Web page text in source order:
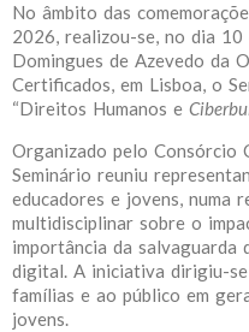
No âmbito das
2026, realizou-se, no dia
Domingues de Azevedo da
Certificados, em Lisboa, o
“Direitos Humanos e
Organizado pelo Consórcio
Seminário reuniu
educadores e jovens, numa
multidisciplinar sobre o
importância da salvaguarda
digital. A iniciativa dirigiu-se
famílias e ao público em
jovens.